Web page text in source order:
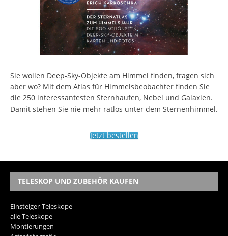
Sie wollen Deep-Sky-Objekte am Himmel finden, fragen sich
aber wo? Mit dem Atlas für Himmelsbeobachter finden Sie
die 250 interessantesten Sternhaufen, Nebel und Galaxien.
Damit stehen Sie nie mehr ratlos unter dem Sternenhimmel.
Jetzt bestellen
TELESKOP UND ZUBEHÖR KAUFEN
Einsteiger-Teleskope
alle Teleskope
Montierungen